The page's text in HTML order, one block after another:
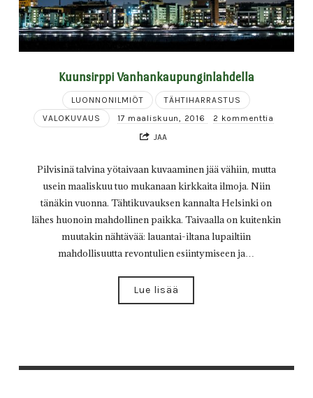
Kuunsirppi Vanhankaupunginlahdella
LUONNONILMIÖT
TÄHTIHARRASTUS
VALOKUVAUS
17 maaliskuun, 2016
2 kommenttia
JAA
Pilvisinä talvina yötaivaan kuvaaminen jää vähiin, mutta
usein maaliskuu tuo mukanaan kirkkaita ilmoja. Niin
tänäkin vuonna. Tähtikuvauksen kannalta Helsinki on
lähes huonoin mahdollinen paikka. Taivaalla on kuitenkin
muutakin nähtävää: lauantai-iltana lupailtiin
mahdollisuutta revontulien esiintymiseen ja…
Lue lisää